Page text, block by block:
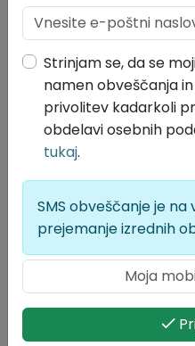
Jezik zapisa:
Slovenski
Lokalne
Strinjam se, da se
namen obveščanja
privolitev kadarkoli
obdelavi osebnih
tukaj.
SMS obveščanje je na
prejemanje izrednih